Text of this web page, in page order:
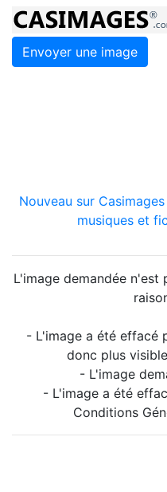
Envoyer une image
Nouveau sur
musiques et
L'image demandée n'est
- L'image a été effacé
donc plus
- L'image
- L'image a été
Conditions